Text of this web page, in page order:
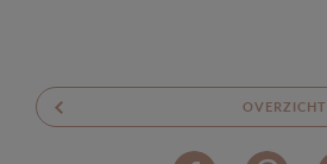
OVERZICHT